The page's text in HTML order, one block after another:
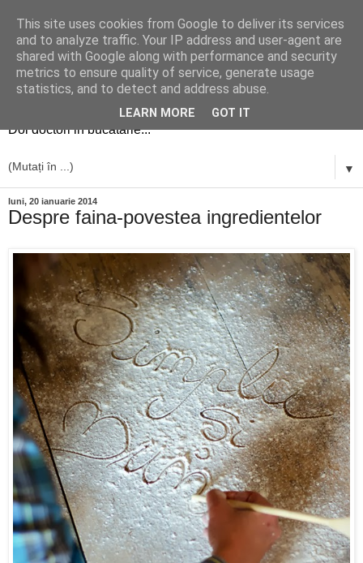
simplu si bun
Doi doctori in bucatarie...
▼
luni, 20 ianuarie 2014
Despre faina-povestea ingredientelor
This site uses cookies from Google to deliver its services
and to analyze traffic. Your IP address and user-agent are
shared with Google along with performance and security
metrics to ensure quality of service, generate usage
statistics, and to detect and address abuse.
LEARN MORE GOT IT